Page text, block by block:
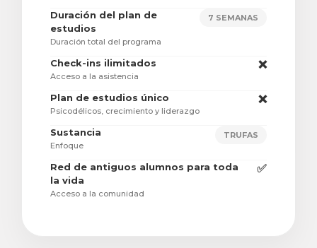
Duración del plan de
estudios
Duración total del programa
7 SEMANAS
Check-ins ilimitados
Acceso a la asistencia
❌
Plan de estudios único
Psicodélicos, crecimiento y liderazgo
❌
Sustancia
Enfoque
TRUFAS
Red de antiguos alumnos para toda
la vida
Acceso a la comunidad
✅